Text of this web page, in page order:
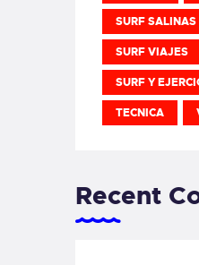
SURF SALINAS
SURF VIAJES
SURF Y
TECNICA
Recent